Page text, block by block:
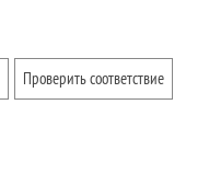
Проверить соответствие